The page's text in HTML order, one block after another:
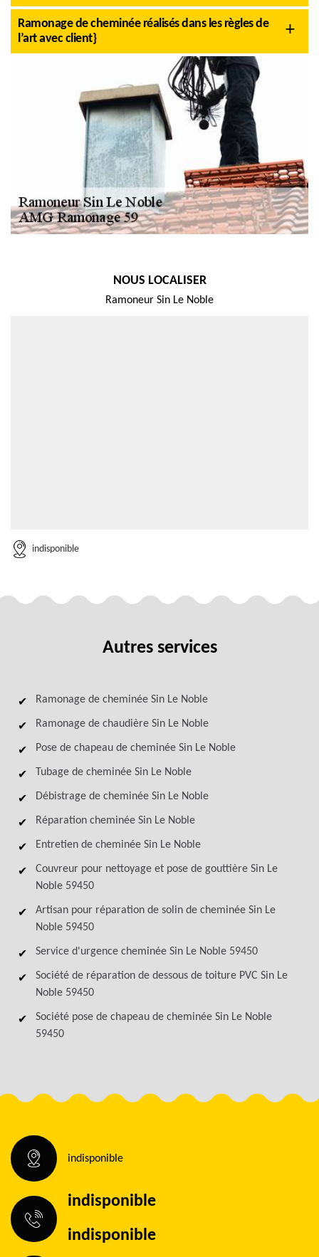
Ramonage de cheminée réalisés dans les règles de
l’art avec client}
NOUS LOCALISER
Ramoneur Sin Le Noble
indisponible
Autres services
Ramonage de cheminée Sin Le Noble
Ramonage de chaudière Sin Le Noble
Pose de chapeau de cheminée Sin Le Noble
Tubage de cheminée Sin Le Noble
Débistrage de cheminée Sin Le Noble
Réparation cheminée Sin Le Noble
Entretien de cheminée Sin Le Noble
Couvreur pour nettoyage et pose de gouttière Sin Le
Noble 59450
Artisan pour réparation de solin de cheminée Sin Le
Noble 59450
Service d'urgence cheminée Sin Le Noble 59450
Société de réparation de dessous de toiture PVC Sin Le
Noble 59450
Société pose de chapeau de cheminée Sin Le Noble
59450
indisponible
indisponible
indisponible